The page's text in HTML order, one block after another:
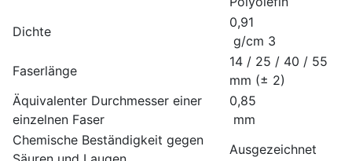
Dichte
0,91
g/сm 3
Faserlänge
14 / 25 / 40 / 55
mm (± 2)
Äquivalenter Durchmesser einer
einzelnen Faser
0,85
mm
Chemische Beständigkeit gegen
Ausgezeichnet